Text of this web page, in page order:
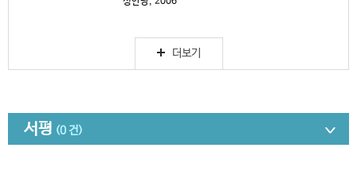
더보기
서평 (0 건)